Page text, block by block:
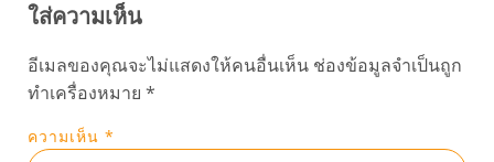
ใส่ความเห็น
อีเมลของคุณจะไม่แสดงให้คนอื่นเห็น ช่องข้อมูลจำเป็นถูก
ทำเครื่องหมาย *
ความเห็น *